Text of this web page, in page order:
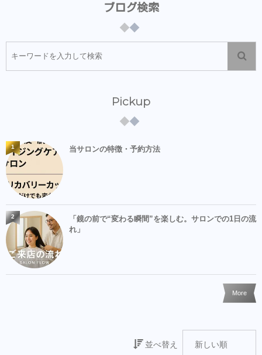
ブログ検索
Pickup
当サロンの特徴・予約方法
1
「鏡の前で“変わる瞬間”を楽しむ。サロンでの1日の流
れ」
2
More
並べ替え